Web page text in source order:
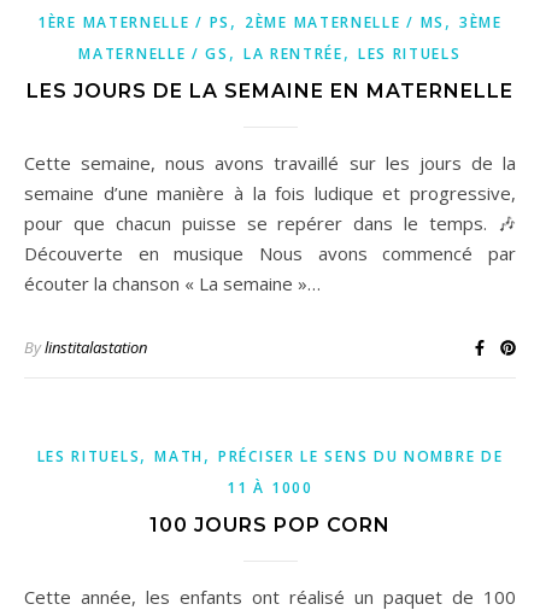
1ÈRE MATERNELLE / PS , 2ÈME MATERNELLE / MS ,3ÈME
MATERNELLE / GS , LA RENTRÉE, LES RITUELS
LES JOURS DE LA SEMAINE EN MATERNELLE
Cette semaine, nous avons travaillé sur les jours de la
semaine d’une manière à la fois ludique et progressive,
pour que chacun puisse se repérer dans le temps. 🎶
Découverte en musique Nous avons commencé par
écouter la chanson « La semaine »…
Bylinstitalastation
LES RITUELS,MATH,PRÉCISER LE SENS DU NOMBRE DE
11 À 1000
100 JOURS POP CORN
Cette année, les enfants ont réalisé un paquet de 100